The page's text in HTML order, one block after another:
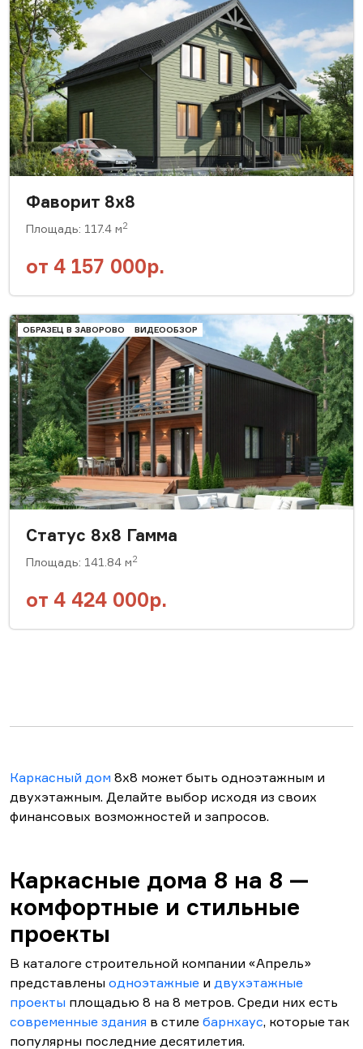
Фаворит 8х8
Площадь: 117.4 м2
от 4 157 000р.
ОБРАЗЕЦ В ЗАВОРОВО ВИДЕООБЗОР
Статус 8х8 Гамма
Площадь: 141.84 м2
от 4 424 000р.
Каркасный дом 8х8 может быть одноэтажным и
двухэтажным. Делайте выбор исходя из своих
финансовых возможностей и запросов.
Каркасные дома 8 на 8 —
комфортные и стильные
проекты
В каталоге строительной компании «Апрель»
представлены одноэтажные и двухэтажные
проекты площадью 8 на 8 метров. Среди них есть
современные здания в стиле барнхаус, которые так
популярны последние десятилетия.